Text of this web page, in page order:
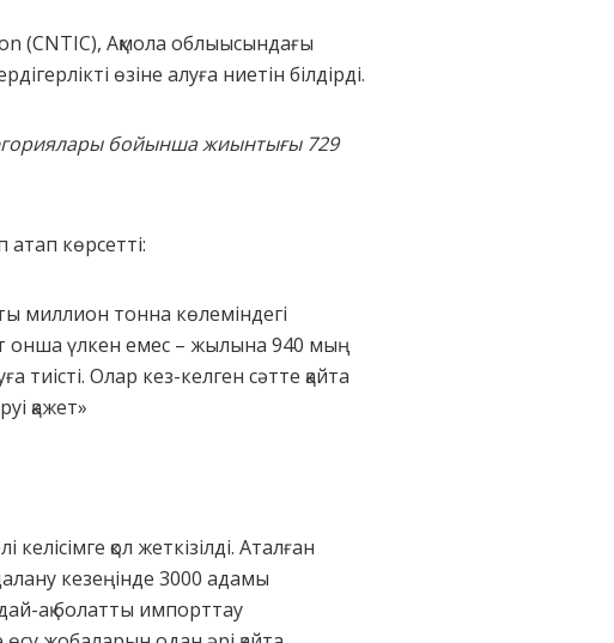
(CNTIC), Ақмола облыысындағы
өзіне алуға ниетін білдірді.
бойынша жиынтығы 729
көрсетті:
миллион тонна көлеміндегі
онша үлкен емес – жылына 940 мың
Олар кез-келген сәтте қайта
қажет»
қол жеткізілді. Аталған
кезеңінде 3000 адамы
ақ болатты импорттау